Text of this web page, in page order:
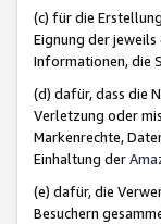
(c) für die
Eignung der
Informationen, die
(d) dafür, dass die
Verletzung oder
Markenrechte,
Einhaltung der
(e) dafür, die
Besuchern